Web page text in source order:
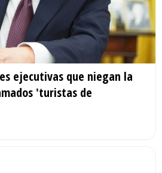
ejecutivas que niegan la
'turistas de